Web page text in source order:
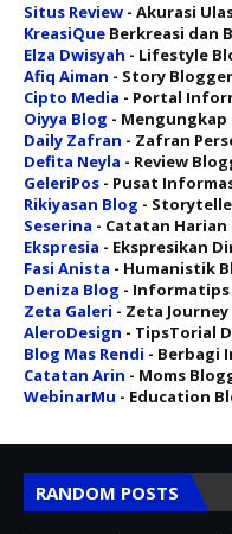
Situs Review - Akurasi
KreasiQue Berkreasi dan
Elza Dwisyah - Lifestyle
Afiq Aiman - Story Blogger
Cipto Media - Portal
Oiyya Blog - Mengungkap
Daily Zafran - Zafran
Defita Neyla - Review
GeleriPos - Pusat
Rikiyasan Blog -
Seserina - Catatan Harian
Ekspresia - Ekspresikan
Fasi Anista - Humanistik
Deniza Blog -
Zeta Galeri - Zeta Journey
AleroDesign - TipsTorial
Blog Mas Rendi - Berbagi
Catatan Arin - Moms
WebinarMu - Education
RANDOM POSTS